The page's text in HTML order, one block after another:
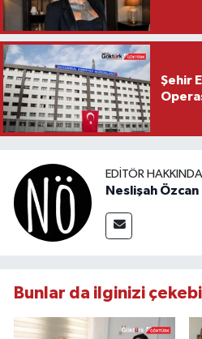
Şehir
EDITÖR HAKKINDA
Neslişah Özcan
Bunlar da ilginizi